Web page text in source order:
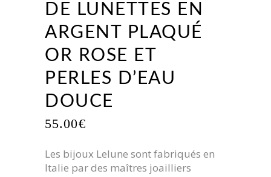
DE LUNETTES EN
ARGENT PLAQUÉ
OR ROSE ET
PERLES D’EAU
DOUCE
55.00€
Les bijoux Lelune sont fabriqués en
Italie par des maîtres joailliers